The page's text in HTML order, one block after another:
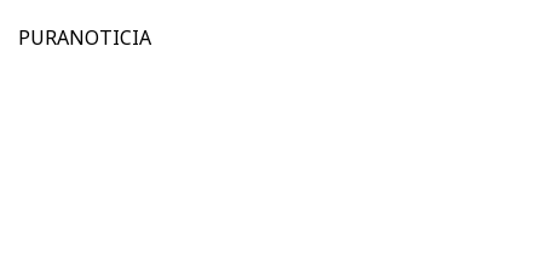
PURANOTICIA